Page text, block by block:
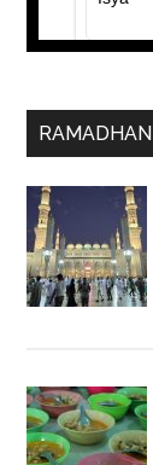
RAMADHAN